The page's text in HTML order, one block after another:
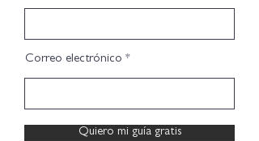
Correo electrónico
Quiero mi guía gratis